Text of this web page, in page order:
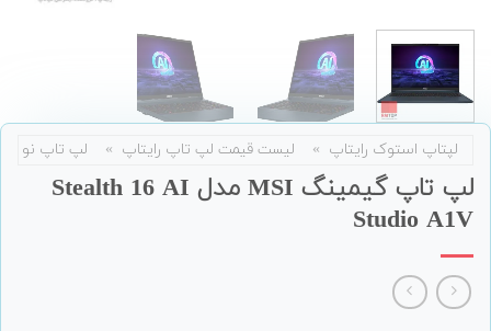
لپتاپ استوک رایتاپ » لیست قیمت لپ تاپ رایتاپ » لپ تاپ نو
لپ تاپ گیمینگ MSI مدل Stealth 16 AI
Studio A1V